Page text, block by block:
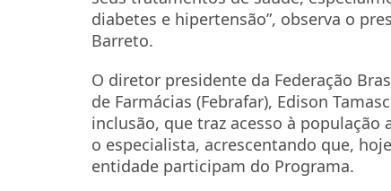
diabetes e hipertensão”, observa o
Barreto.
O diretor presidente da Federação
de Farmácias (Febrafar), Edison
inclusão, que traz acesso à
o especialista, acrescentando que,
entidade participam do Programa.